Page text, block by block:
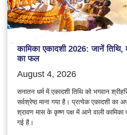
कामिका एकादशी 2026: जानें तिथि,
का फल
August 4, 2026
सनातन धर्म में एकादशी तिथि को भगवान
सर्वश्रेष्ठ माना गया है। प्रत्येक एकादशी का
श्रावण मास के कृष्ण पक्ष में आने वाली कामिका
गई है।